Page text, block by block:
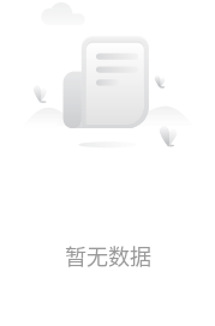
暂无数据